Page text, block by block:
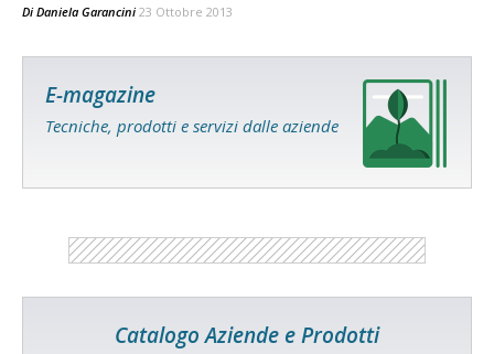
Di Daniela Garancini 23 Ottobre 2013
E-magazine
Tecniche, prodotti e servizi dalle aziende
Catalogo Aziende e Prodotti